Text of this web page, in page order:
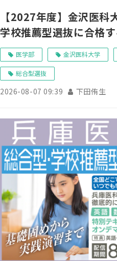
【2027年度】金沢医科
学校推薦型選抜に合格
医学部 金沢医科大学
総合型選抜
2026-08-07 09:39 下田侑生